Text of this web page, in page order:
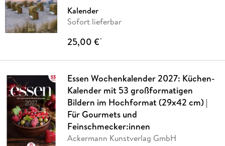
Kalender
Sofort lieferbar
25,00 €*
Essen Wochenkalender 2027: Küchen-
Kalender mit 53 großformatigen
Bildern im Hochformat (29x42 cm) |
Für Gourmets und
Feinschmecker:innen
Ackermann Kunstverlag GmbH